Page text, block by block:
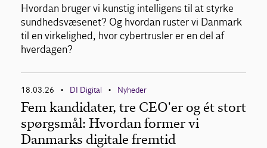
Hvordan bruger vi kunstig intelligens til at styrke
sundhedsvæsenet? Og hvordan ruster vi Danmark
til en virkelighed, hvor cybertrusler er en del af
hverdagen?
18.03.26 • DI Digital • Nyheder
Fem kandidater, tre CEO'er og ét stort
spørgsmål: Hvordan former vi
Danmarks digitale fremtid